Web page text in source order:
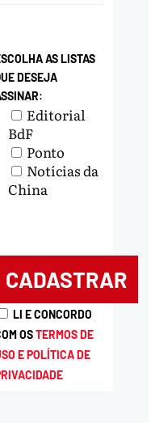
AS LISTAS
DESEJA
Editorial
BdF
Ponto
Notícias da
China
LI E CONCORDO
OSTERMOS DE
E POLÍTICA DE